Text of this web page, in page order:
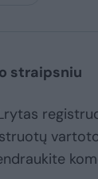
straipsniu